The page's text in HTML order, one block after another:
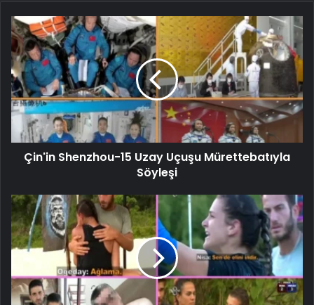
Çin'in Shenzhou-15 Uzay Uçuşu Mürettebatıyla
Söyleşi